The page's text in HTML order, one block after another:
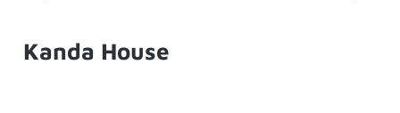
Kanda House